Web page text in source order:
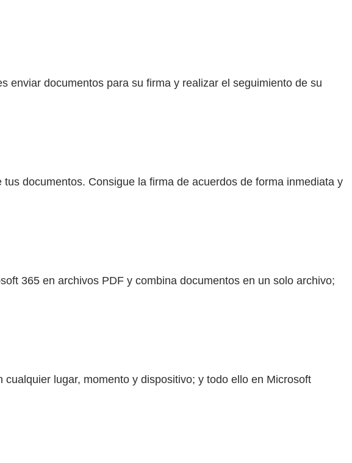
enviar documentos para su firma y realizar el seguimiento de su
documentos. Consigue la firma de acuerdos de forma inmediata y
365 en archivos PDF y combina documentos en un solo archivo;
lugar, momento y dispositivo; y todo ello en Microsoft